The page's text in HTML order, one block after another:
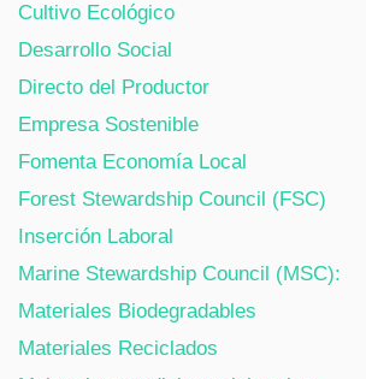
Cultivo Ecológico
Desarrollo Social
Directo del Productor
Empresa Sostenible
Fomenta Economía Local
Forest Stewardship Council (FSC)
Inserción Laboral
Marine Stewardship Council (MSC):
Materiales Biodegradables
Materiales Reciclados